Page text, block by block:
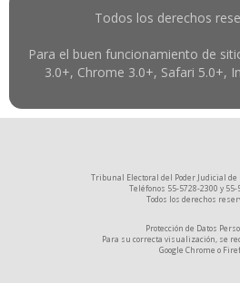
Todos los derechos
Para el buen funcionamiento de
3.0+, Chrome 3.0+, Safari 5.0+,
Tribunal Electoral del Poder Judicial de
Teléfonos 55-5728-2300 y 55-
Todos los derechos
Protección de Datos
Para su correcta visualización, se
Google Chrome o